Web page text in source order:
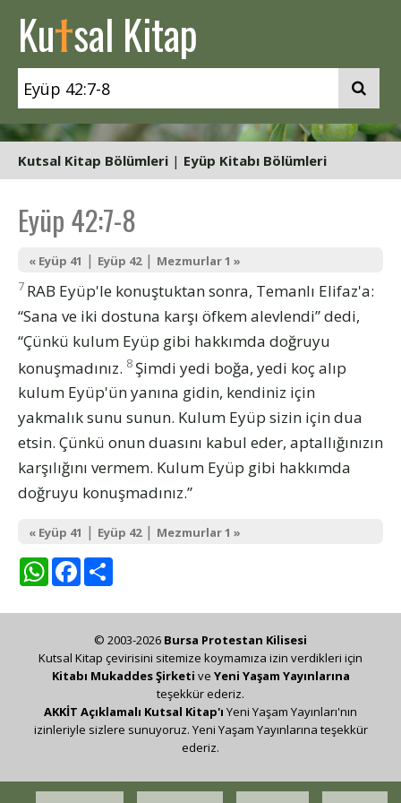
Kutsal Kitap
Kutsal Kitap Bölümleri | Eyüp Kitabı Bölümleri
Eyüp 42:7-8
« Eyüp 41 | Eyüp 42| Mezmurlar 1 »
7 RAB Eyüp'le konuştuktan sonra, Temanlı Elifaz'a:
“Sana ve iki dostuna karşı öfkem alevlendi” dedi,
“Çünkü kulum Eyüp gibi hakkımda doğruyu
konuşmadınız. 8 Şimdi yedi boğa, yedi koç alıp
kulum Eyüp'ün yanına gidin, kendiniz için
yakmalık sunu sunun. Kulum Eyüp sizin için dua
etsin. Çünkü onun duasını kabul eder, aptallığınızın
karşılığını vermem. Kulum Eyüp gibi hakkımda
doğruyu konuşmadınız.”
« Eyüp 41 | Eyüp 42| Mezmurlar 1 »
WhatsAppFacebook
© 2003-2026 Bursa Protestan Kilisesi
Kutsal Kitap çevirisini sitemize koymamıza izin verdikleri için
Kitabı Mukaddes Şirketi ve Yeni Yaşam Yayınlarına
teşekkür ederiz.
AKKİT Açıklamalı Kutsal Kitap'ı Yeni Yaşam Yayınları'nın
izinleriyle sizlere sunuyoruz. Yeni Yaşam Yayınlarına teşekkür
ederiz.